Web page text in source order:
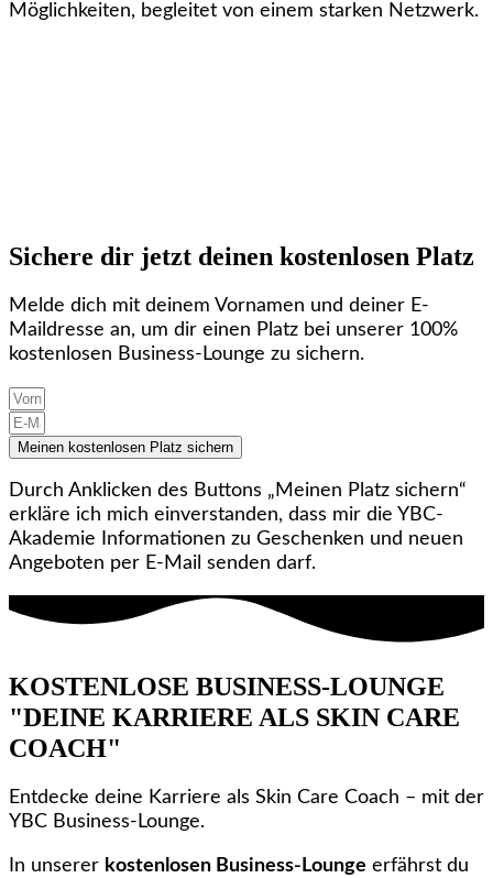
Möglichkeiten, begleitet von einem starken Netzwerk.
Sichere dir jetzt deinen kostenlosen Platz
Melde dich mit deinem Vornamen und deiner E-
Maildresse an, um dir einen Platz bei unserer 100%
kostenlosen Business-Lounge zu sichern.
Meinen kostenlosen Platz sichern
Durch Anklicken des Buttons „Meinen Platz sichern“
erkläre ich mich einverstanden, dass mir die YBC-
Akademie Informationen zu Geschenken und neuen
Angeboten per E‑Mail senden darf.
KOSTENLOSE BUSINESS-LOUNGE
"DEINE KARRIERE ALS SKIN CARE
COACH"
Entdecke deine Karriere als Skin Care Coach – mit der
YBC Business-Lounge.
In unserer kostenlosen Business-Lounge erfährst du